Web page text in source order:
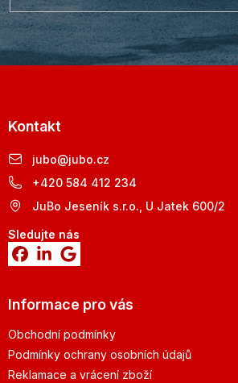
Kontakt
jubo@jubo.cz
+420 584 412 234
JuBo Jeseník s.r.o., U Jatek 600/2
Sledujte nás
Informace pro vás
Obchodní podmínky
Podmínky ochrany osobních údajů
Reklamace a vrácení zboží